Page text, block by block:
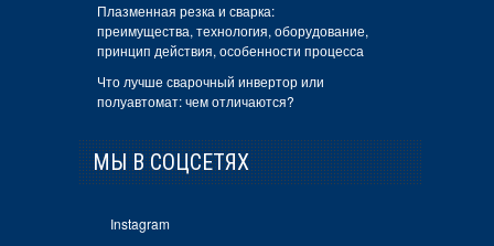
Плазменная резка и сварка:
преимущества, технология, оборудование,
принцип действия, особенности процесса
Что лучше сварочный инвертор или
полуавтомат: чем отличаются?
МЫ В СОЦСЕТЯХ
Instagram